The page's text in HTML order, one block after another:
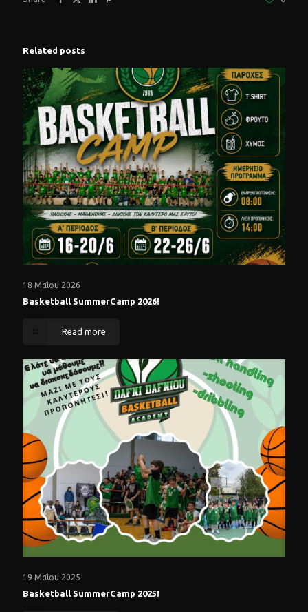
Related posts
18 Μαΐου 2026
Basketball SummerCamp 2026!
Read more
19 Μαΐου 2025
Basketball SummerCamp 2025!